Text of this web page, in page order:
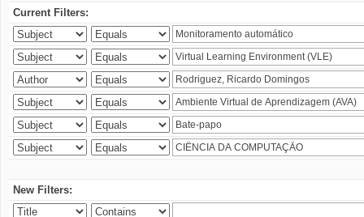
Current Filters:
New Filters: